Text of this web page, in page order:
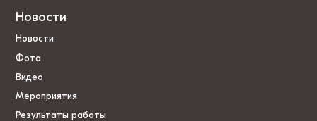
Новости
Новости
Фота
Видео
Мероприятия
Результаты работы